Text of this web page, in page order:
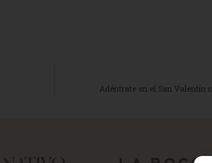
Adéntrate en el San Valentín